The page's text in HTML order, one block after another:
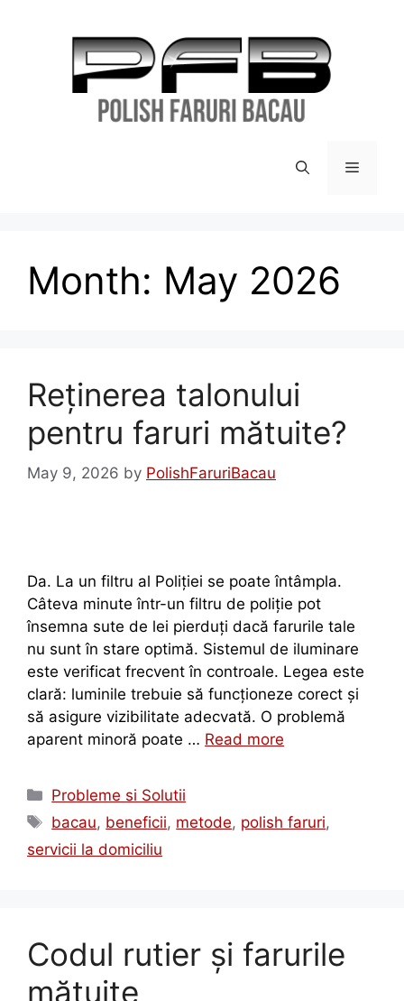
Month: May 2026
Reținerea talonului
pentru faruri mătuite?
May 9, 2026 by PolishFaruriBacau
Da. La un filtru al Poliției se poate întâmpla.
Câteva minute într-un filtru de poliție pot
însemna sute de lei pierduți dacă farurile tale
nu sunt în stare optimă. Sistemul de iluminare
este verificat frecvent în controale. Legea este
clară: luminile trebuie să funcționeze corect și
să asigure vizibilitate adecvată. O problemă
aparent minoră poate … Read more
Probleme si Solutii
bacau, beneficii, metode, polish faruri,
servicii la domiciliu
Codul rutier și farurile
mătuite